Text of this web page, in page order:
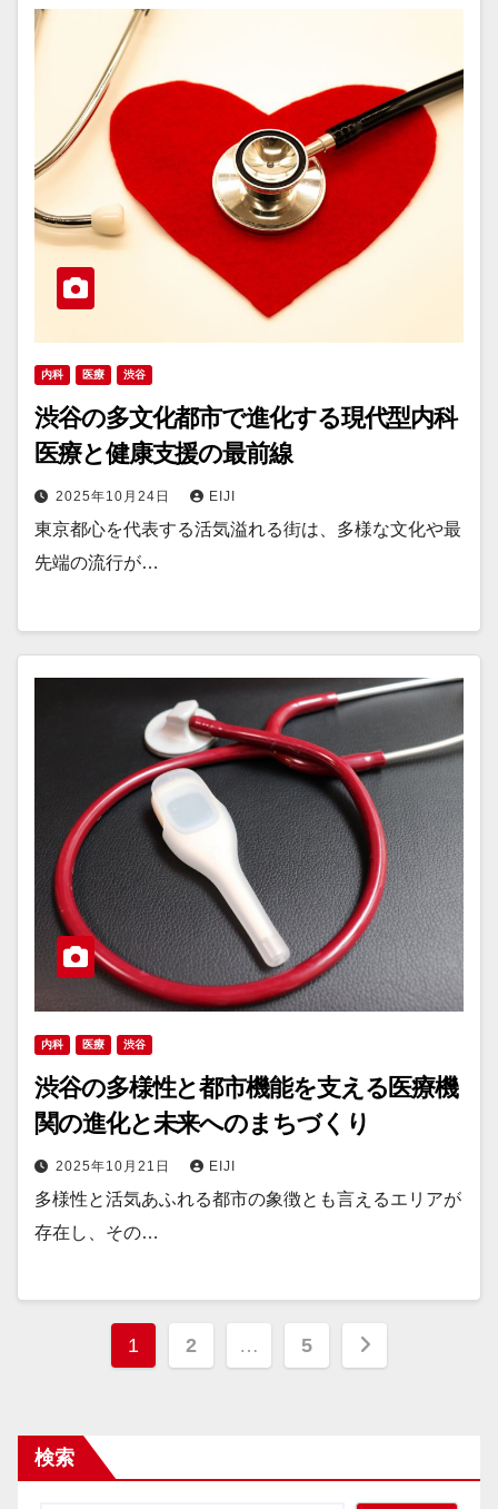
内科 医療 渋谷
渋谷の多文化都市で進化する現代型内科
医療と健康支援の最前線
2025年10月24日 EIJI
東京都心を代表する活気溢れる街は、多様な文化や最
先端の流行が…
内科 医療 渋谷
渋谷の多様性と都市機能を支える医療機
関の進化と未来へのまちづくり
2025年10月21日 EIJI
多様性と活気あふれる都市の象徴とも言えるエリアが
存在し、その…
投
ペ
1 2 … 5
検索